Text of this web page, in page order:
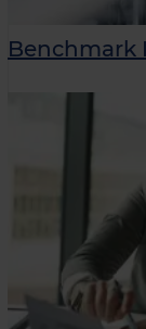
Benchmark